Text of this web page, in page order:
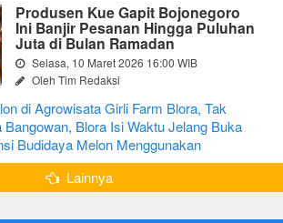
Produsen Kue Gapit Bojonegoro
Ini Banjir Pesanan Hingga Puluhan
Juta di Bulan Ramadan
Selasa, 10 Maret 2026 16:00 WIB
Oleh Tim Redaksi
di Agrowisata Girli Farm Blora, Tak
Ludes TerjualBlora Isi Waktu Jelang Buka
Gamelan
Budidaya Melon Menggunakan
Lainnya